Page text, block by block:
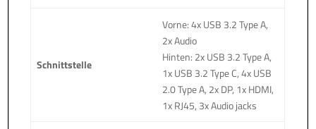
Schnittstelle
Vorne: 4x USB 3.2 Type A,
2x Audio
Hinten: 2x USB 3.2 Type A,
1x USB 3.2 Type C, 4x USB
2.0 Type A, 2x DP, 1x HDMI,
1x RJ45, 3x Audio jacks